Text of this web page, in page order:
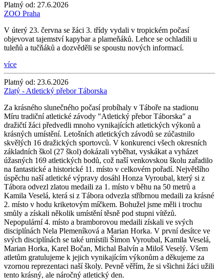
Platný od: 27.6.2026
ZOO Praha
V úterý 23. června se žáci 3. třídy vydali v tropickém počasí
objevovat tajemství kapybar a plameňáků. Lehce se ochladili u
tuleňů a tučňáků a dozvěděli se spoustu nových informací.
více
Platný od: 23.6.2026
Zlatý - Atletický přebor Táborska
Za krásného slunečného počasí probíhaly v Táboře na stadionu
Míru tradiční atletické závody "Atletický přebor Táborska" a
dražičtí žáci předvedli mnoho vynikajících atletických výkonů a
krásných umístění. Letošních atletických závodů se zúčastnilo
skvělých 16 dražických sportovců. V konkurenci všech okresních
základních škol (27 škol) dokázali vyběhat, vyskákat a vyházet
úžasných 169 atletických bodů, což naší venkovskou školu zařadilo
na fantastické a historické 11. místo v celkovém pořadí. Největšího
úspěchu naší atletické výpravy dosáhl Honza Vyroubal, který si z
Tábora odvezl zlatou medaili za 1. místo v běhu na 50 metrů a
Kamila Veselá, která si z Tábora odvezla stříbrnou medaili za krásné
2. místo v hodu kriketovým míčkem. Bohužel jsme měli i trochu
smůly a získali několik umístění těsně pod stupni vítězů.
Nepopulární 4. místo a bramborovou medaili získali ve svých
disciplínách Nela Plemeníková a Marian Horka. V první desítce ve
svých disciplínách se také umístili Šimon Vyroubal, Kamila Veselá,
Marian Horka, Karel Bočan, Michal Balvín a Miloš Veselý. Všem
atletům gratulujeme k jejich vynikajícím výkonům a děkujeme za
vzornou reprezentaci naší školy. Pevně věřím, že si všichni žáci užili
tento krásný, ale náročný atletický den.